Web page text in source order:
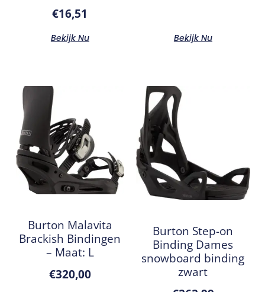
€16,51
Bekijk Nu Bekijk Nu
Burton Malavita
Brackish Bindingen
– Maat: L
€320,00
Burton Step-on
Binding Dames
snowboard binding
zwart